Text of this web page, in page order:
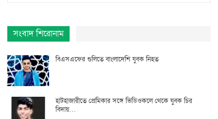
সংবাদ শিরোনাম
বিএসএফের গুলিতে বাংলাদেশি যুবক নিহত
হাটহাজারীতে প্রেমিকার সঙ্গে ভিডিওকলে থেকে যুবক চির
বিদায়…